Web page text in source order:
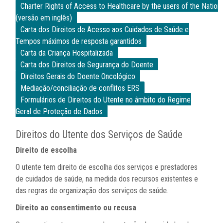
Charter Rights of Access to Healthcare by the users of the
(versão em inglês)
Carta dos Direitos de Acesso aos Cuidados de Saúde e
Tempos máximos de resposta garantidos
Carta da Criança Hospitalizada
Carta dos Direitos de Segurança do Doente
Direitos Gerais do Doente Oncológico
Mediação/conciliação de conflitos ERS
Formulários de Direitos do Utente no âmbito do Regime
Geral de Proteção de Dados
Direitos do Utente dos Serviços de Saúde
Direito de escolha
O utente tem direito de escolha dos serviços e prestadores
de cuidados de saúde, na medida dos recursos existentes e
das regras de organização dos serviços de saúde.
Direito ao consentimento ou recusa